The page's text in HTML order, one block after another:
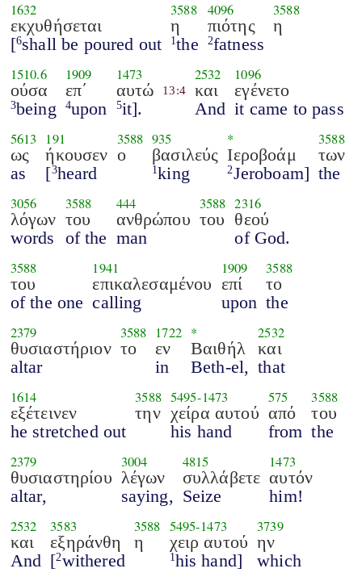
1632
εκχυθήσεται
[6shall be poured out
3588
η
1the
4096
πιότης
2fatness
3588
η
1510.6
ούσα
3being
1909
επ΄
4upon
1473
αυτώ
5it].
13:4
2532
και
And
1096
εγένετο
it came to pass
5613
ως
as
191
ήκουσεν
[3heard
3588
ο
935
βασιλεύς
1king
*
Ιεροβοάμ
2Jeroboam]
3588
των
the
3056
λόγων
words
3588
του
of the
444
ανθρώπου
man
3588
του
2316
θεού
of God.
3588
του
of the one
1941
επικαλεσαμένου
calling
1909
επί
upon
3588
το
the
2379
θυσιαστήριον
altar
3588
το
1722
εν
in
*
Βαιθήλ
Beth-el,
2532
και
that
1614
εξέτεινεν
he stretched out
3588
την
5495-1473
χείρα αυτού
his hand
575
από
from
3588
του
the
2379
θυσιαστηρίου
altar,
3004
λέγων
saying,
4815
συλλάβετε
Seize
1473
αυτόν
him!
2532
και
And
3583
εξηράνθη
[2withered
3588
η
5495-1473
χειρ αυτού
1 his hand]
3739
ην
which